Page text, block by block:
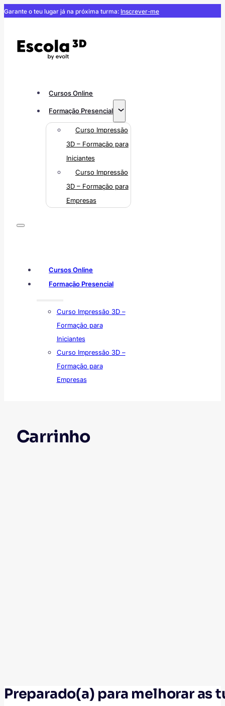
Garante o teu lugar já na próxima turma: Inscrever-me
Cursos Online
Formação Presencial
Curso Impressão
3D – Formação para
Iniciantes
Curso Impressão
3D – Formação para
Empresas
Cursos Online
Formação Presencial
Curso Impressão 3D –
Formação para
Iniciantes
Curso Impressão 3D –
Formação para
Empresas
Carrinho
Preparado(a) para melhorar as